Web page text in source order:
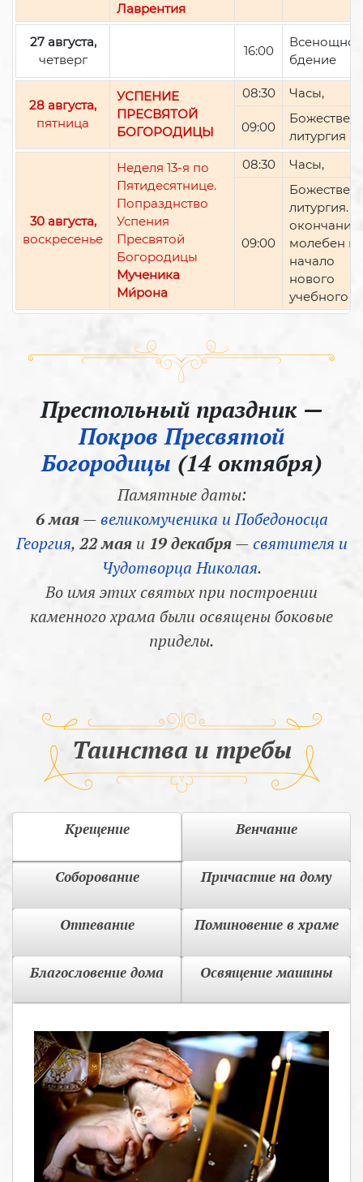
Лаврентия
27 августа,
четверг
16:00
Всенощное
бдение
28 августа,
пятница
УСПЕНИЕ
ПРЕСВЯТОЙ
БОГОРОДИЦЫ
08:30 Часы,
09:00
литургия
30 августа,
воскресенье
Неделя 13-я по
Пятидесятнице.
Попразднство
Успения
Пресвятой
Богородицы
Мученика
Ми́рона
08:30 Часы,
09:00
литургия.
окончании
молебен
начало
нового
учебного
Престольный праздник —
Покров Пресвятой
Богородицы (14 октября)
Памятные даты:
6 мая—великомученика и Победоносца
Георгия, 22 маяи 19 декабря—святителя и
Чудотворца Николая.
Во имя этих святых при построении
каменного храма были освящены боковые
приделы.
Таинства и требы
Крещение Венчание
Соборование Причастие на дому
Отпевание Поминовение в храме
Благословение дома Освящение машины